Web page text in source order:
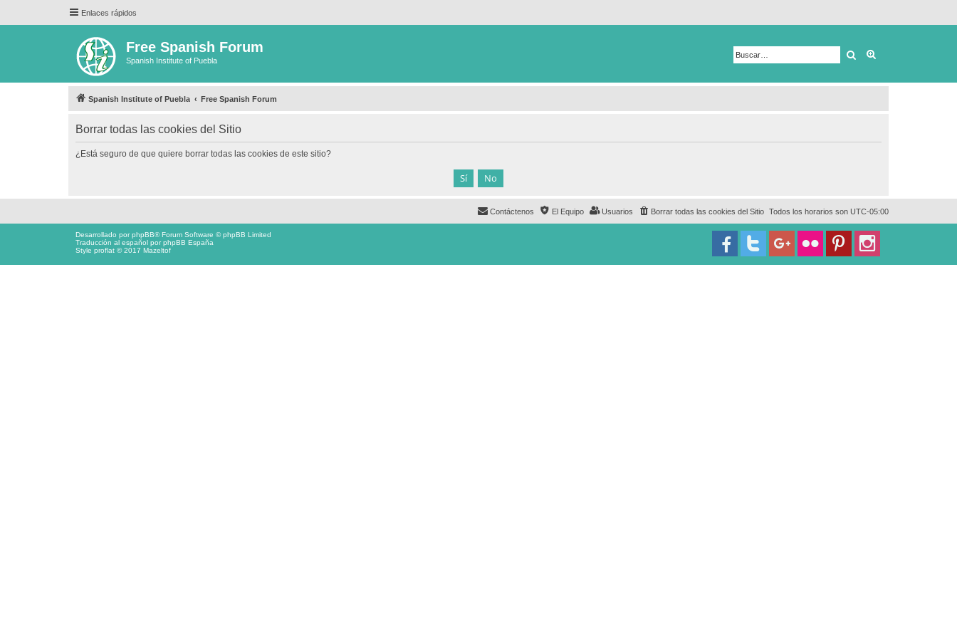
Enlaces rápidos
Free Spanish Forum
Spanish Institute of Puebla Buscar
Spanish Institute of Puebla Free Spanish Forum
Borrar todas las cookies del Sitio
¿Está seguro de que quiere borrar todas las cookies de este sitio?
Todos los horarios son UTC-05:00
Borrar todas las cookies del Sitio
Usuarios
El Equipo
Contáctenos
Desarrollado porphpBB® Forum Software © phpBB Limited
Traducción al español porphpBB España
Style proflat © 2017 Mazeltof